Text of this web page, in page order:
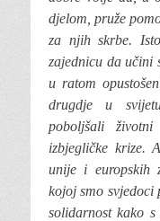
djelom, pruže
za njih skrbe.
zajednicu da učini
u ratom
drugdje u
poboljšali
izbjegličke krize.
unije i europskih
kojoj smo svjedoci
solidarnost kako